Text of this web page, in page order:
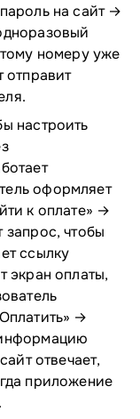
на сайт →
номеру уже
отправит
настроить
оформляет
к оплате» →
запрос, чтобы
ссылку
экран оплаты,
→
отвечает,
приложение